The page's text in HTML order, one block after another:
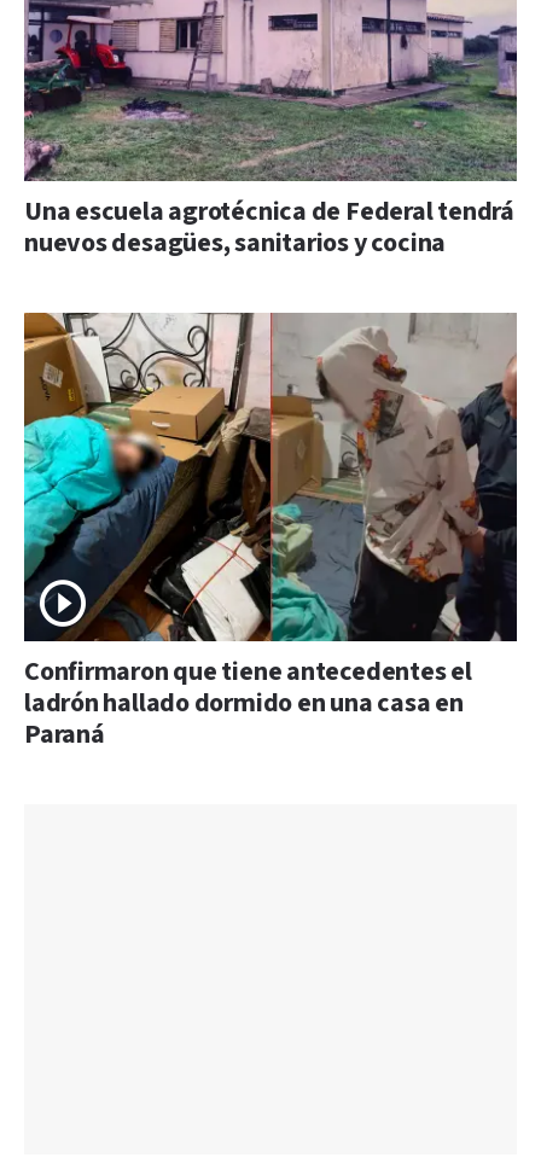
Una escuela agrotécnica de Federal tendrá
nuevos desagües, sanitarios y cocina
Confirmaron que tiene antecedentes el
ladrón hallado dormido en una casa en
Paraná